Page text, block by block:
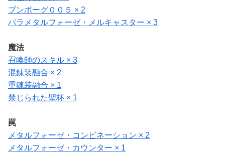
ブンボーグ００５ × 2
パラメタルフォーゼ・メルキャスター × 3
魔法
召喚師のスキル × 3
混錬装融合 × 2
重錬装融合 × 1
禁じられた聖杯 × 1
罠
メタルフォーゼ・コンビネーション × 2
メタルフォーゼ・カウンター × 1